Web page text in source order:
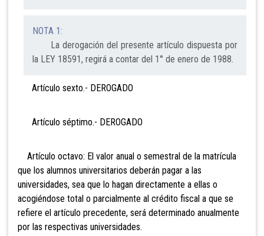
NOTA 1:
La derogación del presente artículo dispuesta por
la LEY 18591, regirá a contar del 1° de enero de 1988.
Artículo sexto.- DEROGADO
Artículo séptimo.- DEROGADO
Artículo octavo: El valor anual o semestral de la matrícula
que los alumnos universitarios deberán pagar a las
universidades, sea que lo hagan directamente a ellas o
acogiéndose total o parcialmente al crédito fiscal a que se
refiere el artículo precedente, será determinado anualmente
por las respectivas universidades.